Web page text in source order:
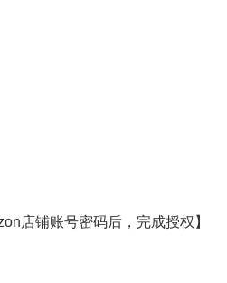
铺账号密码后，完成授权】